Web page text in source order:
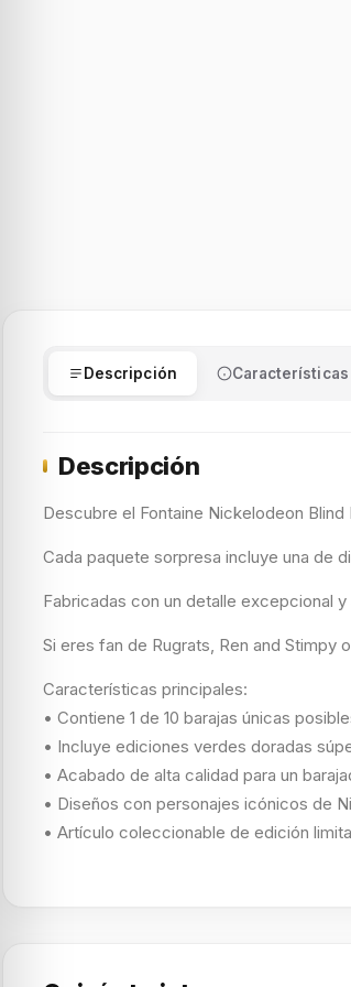
Descripción Características
Descripción
Descubre el Fontaine Nickelodeon
Cada paquete sorpresa incluye una de
Fabricadas con un detalle excepcional
Si eres fan de Rugrats, Ren and
Características principales:
• Contiene 1 de 10 barajas únicas
• Incluye ediciones verdes doradas
• Acabado de alta calidad para un
• Diseños con personajes icónicos de
• Artículo coleccionable de edición